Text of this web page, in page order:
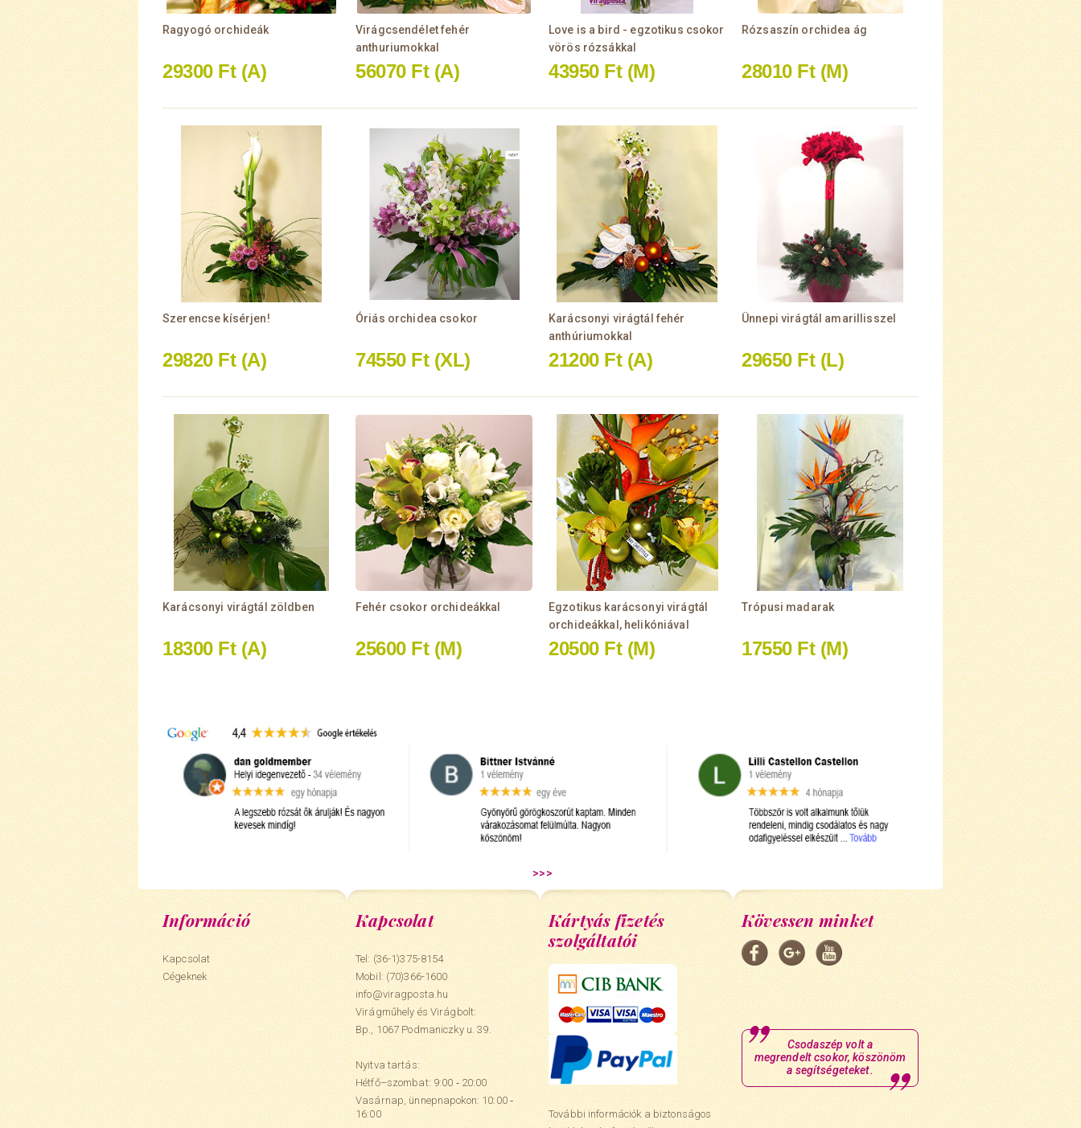
Ragyogó orchideák
29300 Ft (A)
Virágcsendélet fehér
anthuriumokkal
56070 Ft (A)
Love is a bird - egzotikus csokor
vörös rózsákkal
43950 Ft (M)
Rózsaszín orchidea ág
28010 Ft (M)
Szerencse kísérjen!
29820 Ft (A)
Óriás orchidea csokor
74550 Ft (XL)
Karácsonyi virágtál fehér
anthúriumokkal
21200 Ft (A)
Ünnepi virágtál amarillisszel
29650 Ft (L)
Karácsonyi virágtál zöldben
18300 Ft (A)
Fehér csokor orchideákkal
25600 Ft (M)
Egzotikus karácsonyi virágtál
orchideákkal, helikóniával
20500 Ft (M)
Trópusi madarak
17550 Ft (M)
Információ
Kapcsolat
Cégeknek
Kapcsolat
Tel: (36-1)375-8154
Mobil:(70)366-1600
info@viragposta.hu
Virágműhely és Virágbolt:
Bp., 1067 Podmaniczky u. 39.
Nyitva tartás:
Hétfő–szombat: 9:00 ‑ 20:00
Vasárnap, ünnepnapokon: 10:00 ‑
16:00
Kártyás fizetés
szolgáltatói
További információk a biztonságos
Kövessen minket
Csodaszép volt a
megrendelt csokor, köszönöm
a segítségeteket.